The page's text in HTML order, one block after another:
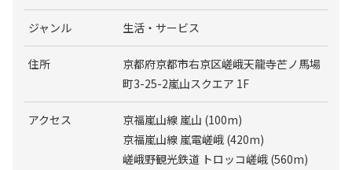
ジャンル 生活・サービス
住所
京都府京都市右京区嵯峨天龍寺芒ノ馬場
町3-25-2嵐山スクエア 1F
アクセス
京福嵐山線 嵐山 (100m)
京福嵐山線 嵐電嵯峨 (420m)
嵯峨野観光鉄道 トロッコ嵯峨 (560m)